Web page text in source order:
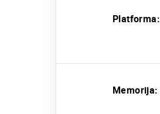
Platforma:
Memorija: